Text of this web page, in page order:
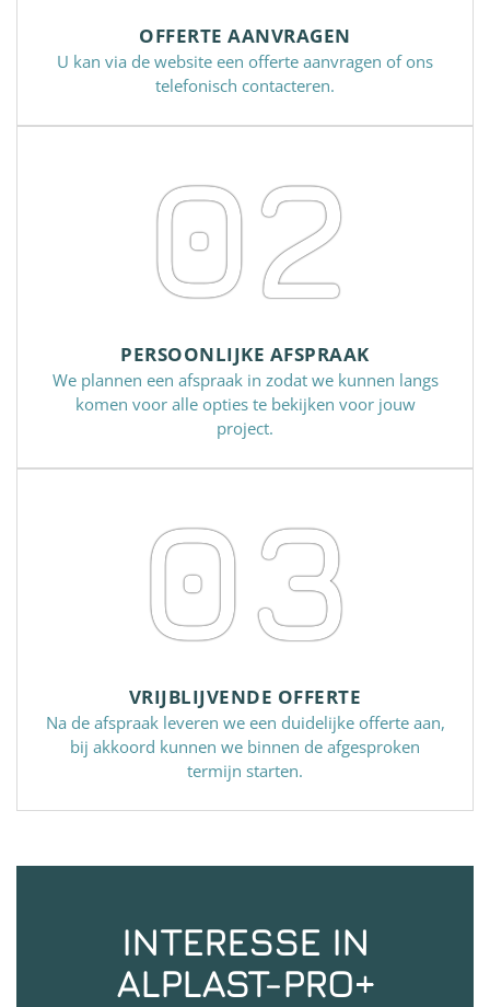
OFFERTE AANVRAGEN
U kan via de website een offerte aanvragen of ons
telefonisch contacteren.
02
PERSOONLIJKE AFSPRAAK
We plannen een afspraak in zodat we kunnen langs
komen voor alle opties te bekijken voor jouw
project.
03
VRIJBLIJVENDE OFFERTE
Na de afspraak leveren we een duidelijke offerte aan,
bij akkoord kunnen we binnen de afgesproken
termijn starten.
INTERESSE IN
ALPLAST-PRO+